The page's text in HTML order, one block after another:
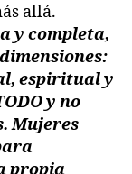
allá.
y completa,
espiritual y
y no
Mujeres
propia